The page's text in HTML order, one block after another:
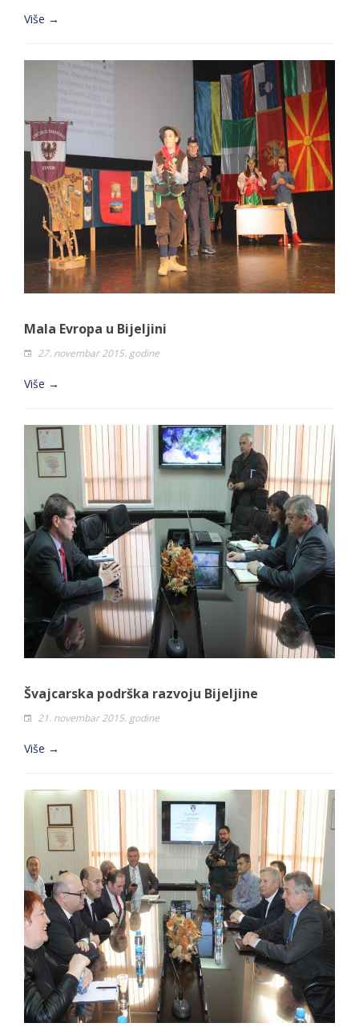
Više →
Mala Evropa u Bijeljini
27. novembar 2015. godine
Više →
Švajcarska podrška razvoju Bijeljine
21. novembar 2015. godine
Više →